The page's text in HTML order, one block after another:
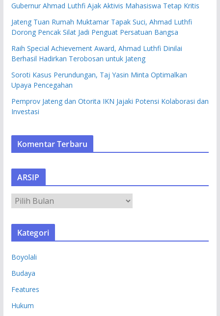
Gubernur Ahmad Luthfi Ajak Aktivis Mahasiswa Tetap Kritis
Jateng Tuan Rumah Muktamar Tapak Suci, Ahmad Luthfi
Dorong Pencak Silat Jadi Penguat Persatuan Bangsa
Raih Special Achievement Award, Ahmad Luthfi Dinilai
Berhasil Hadirkan Terobosan untuk Jateng
Soroti Kasus Perundungan, Taj Yasin Minta Optimalkan
Upaya Pencegahan
Pemprov Jateng dan Otorita IKN Jajaki Potensi Kolaborasi dan
Investasi
Komentar Terbaru
ARSIP
R
S
Kategori
Boyolali
Budaya
Features
Hukum